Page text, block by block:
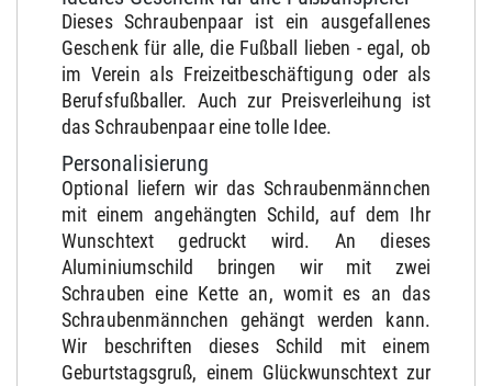
Dieses Schraubenpaar ist ein ausgefallenes
Geschenk für alle, die Fußball lieben - egal, ob
im Verein als Freizeitbeschäftigung oder als
Berufsfußballer. Auch zur Preisverleihung ist
das Schraubenpaar eine tolle Idee.
Personalisierung
Optional liefern wir das Schraubenmännchen
mit einem angehängten Schild, auf dem Ihr
Wunschtext gedruckt wird. An dieses
Aluminiumschild bringen wir mit zwei
Schrauben eine Kette an, womit es an das
Schraubenmännchen gehängt werden kann.
Wir beschriften dieses Schild mit einem
Geburtstagsgruß, einem Glückwunschtext zur